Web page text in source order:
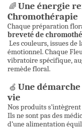
🌈 Une énergie
Chromothérapie
Chaque préparation
breveté de
Les couleurs, issues
émotionnel. Chaque
vibratoire spécifique,
remède floral.
🍏 Une
vie
Nos produits
Ils ne sont pas des
d’une alimentation